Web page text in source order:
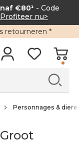
€80¹ - Code
Profiteer nu>
retourneren *
Personnages &